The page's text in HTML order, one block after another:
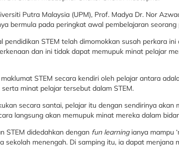
Putra Malaysia (UPM), Prof. Madya Dr. Nor
bermula pada peringkat awal pembelajaran seorang
pendidikan STEM telah dimomokkan susah perkara
dan ini tidak dapat memupuk minat pelajar
STEM secara kendiri oleh pelajar antara
minat pelajar tersebut dalam STEM.
secara santai, pelajar itu dengan sendirinya akan
langsung akan memupuk minat mereka dalam
STEM didedahkan dengan fun learningianya mampu
sekolah menengah. Di samping itu, ia dapat menjana